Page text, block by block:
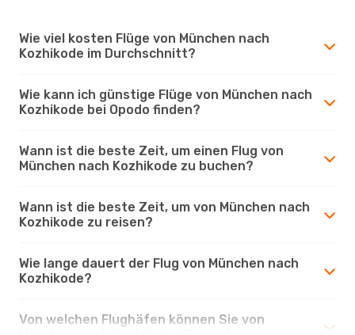
Wie viel kosten Flüge von München nach
Kozhikode im Durchschnitt?
Wie kann ich günstige Flüge von München nach
Kozhikode bei Opodo finden?
Wann ist die beste Zeit, um einen Flug von
München nach Kozhikode zu buchen?
Wann ist die beste Zeit, um von München nach
Kozhikode zu reisen?
Wie lange dauert der Flug von München nach
Kozhikode?
Von welchen Flughäfen können Sie von